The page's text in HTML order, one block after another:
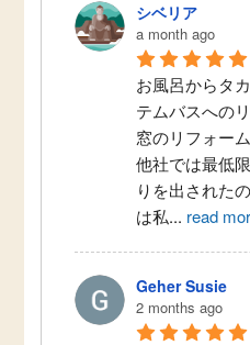
シベリア
a month ago
お風呂からタ
テムバスへの
窓のリフォー
他社では最低
りを出された
は私... read
Geher Susie
2 months ago